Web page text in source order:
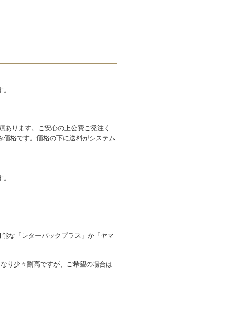
ります。ご安心の上公費ご発注く
格です。価格の下に送料がシステム
な「レターパックプラス」か「ヤマ
り少々割高ですが、ご希望の場合は